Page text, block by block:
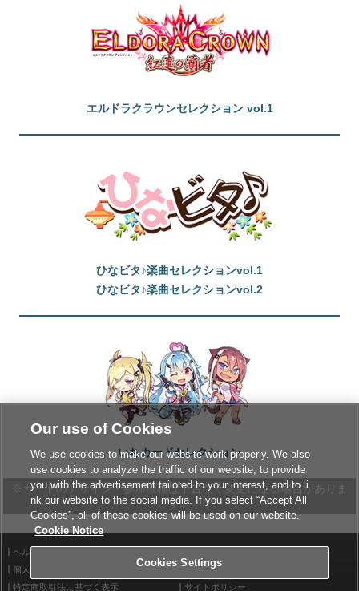
エルドラクラウンセレクション vol.1
ひなビタ♪楽曲セレクションvol.1
ひなビタ♪楽曲セレクションvol.2
いちカードセレクション
※カードのデザイン・参加機種は予告なく変更になる場合がありま
す。
ヘルプ
個人情報等保護方針
外部送信について
特定商取引法に基づく表示
サイトポリシー
Our use of Cookies
We use cookies to make our website work properly. We also
use cookies to analyze the traffic of our website, to provide
you with the advertisement tailored to your interest, and to li
nk our website to the social media. If you select “Accept All
Cookies”, all of these cookies will be used on our website.
Cookie Notice
Cookies Settings